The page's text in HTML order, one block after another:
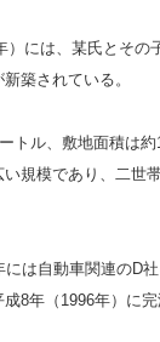
）には、某氏とその
築されている。
トル、敷地面積は約
規模であり、二世
は自動車関連のD
8年（1996年）に